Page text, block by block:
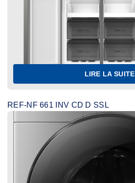
LIRE LA SUITE
REF-NF 661 INV CD D SSL